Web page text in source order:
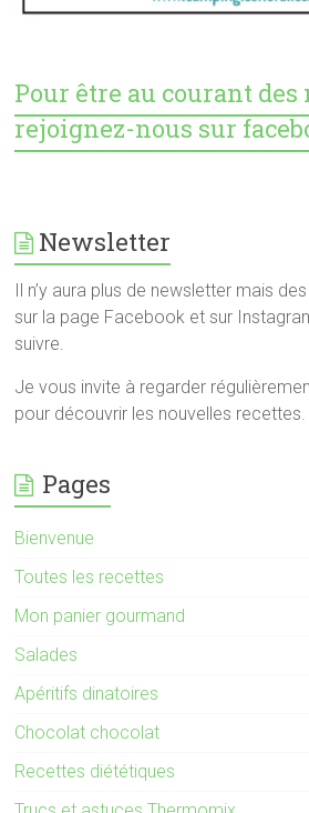
Pour être au courant des
rejoignez-nous sur
Newsletter
Il n’y aura plus de newsletter mais
sur la page Facebook et sur
suivre.
Je vous invite à regarder
pour découvrir les nouvelles recettes.
Pages
Bienvenue
Toutes les recettes
Mon panier gourmand
Salades
Apéritifs dinatoires
Chocolat chocolat
Recettes diététiques